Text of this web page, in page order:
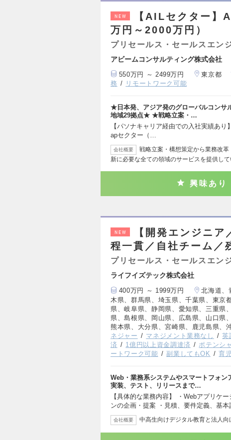
NEW
【AILセクター】
万円～2000万円）
プリセールス・セールスエン
アビームコンサルティング株式会社
550万円 ～ 2499万円 東京都
務
リモートワーク可能
★日本発、アジア発のグローバルコンサ
地域29拠点★ ★戦略立案・…
【パソナキャリア経由での入社実績あ
apセクター（…
会社概要
戦略立案・構想策定から業務改
新に必要な全ての領域のサービスを提供し
興味あり
NEW
【開発エンジニ
程一貫／自社チーム／
プリセールス・セールスエン
ライフイズテック株式会社
400万円 ～ 1999万円
北海道、
木県、群馬県、埼玉県、千葉県、東京
県、岐阜県、静岡県、愛知県、三重県
県、島根県、岡山県、広島県、山口県
熊本県、大分県、宮崎県、鹿児島県、
ネジャー
マネジメント業務なし 英
済
1億円以上資金調達済 ポテンシ
ートワーク可能
副業してもOK 育
Web・業務系システムやスマートフォン
実装、テスト、リリースまで…
【具体的な業務内容】 ・Webアプリケ
ンの企画・提案 ・見積、要件定義、基
会社概要 中高生向けデジタル教育と法人向